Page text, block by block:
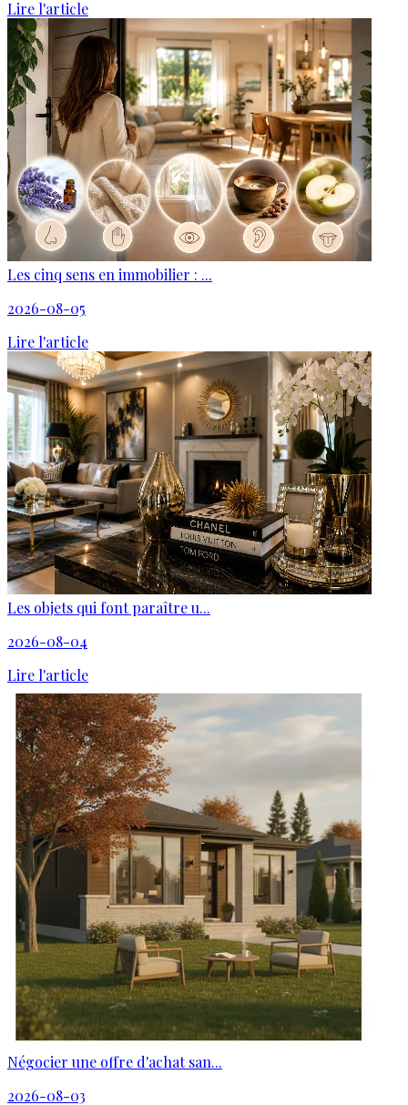
Lire l'article
Les cinq sens en immobilier : ...
2026-08-05
Lire l'article
Les objets qui font paraître u...
2026-08-04
Lire l'article
Négocier une offre d'achat san...
2026-08-03